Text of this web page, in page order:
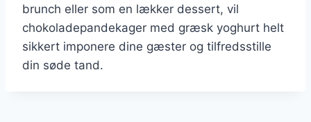
brunch eller som en lækker dessert, vil
chokoladepandekager med græsk yoghurt helt
sikkert imponere dine gæster og tilfredsstille
din søde tand.